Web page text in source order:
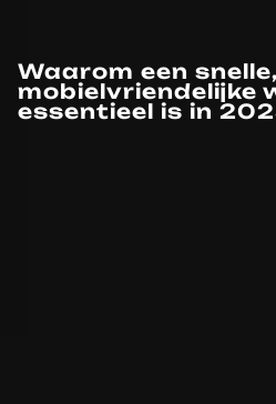
Waarom een snelle,
mobielvriendelijke
essentieel is in